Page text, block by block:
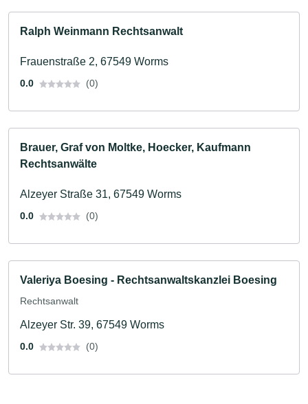
Ralph Weinmann Rechtsanwalt
Frauenstraße 2, 67549 Worms
0.0 (0)
Brauer, Graf von Moltke, Hoecker, Kaufmann
Rechtsanwälte
Alzeyer Straße 31, 67549 Worms
0.0 (0)
Valeriya Boesing - Rechtsanwaltskanzlei Boesing
Rechtsanwalt
Alzeyer Str. 39, 67549 Worms
0.0 (0)